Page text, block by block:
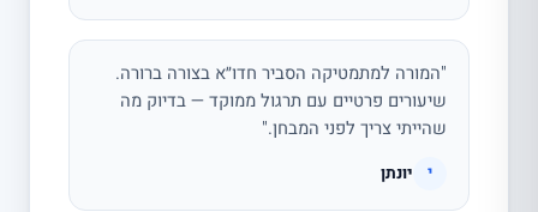
"המורה למתמטיקה הסביר חדו״א בצורה ברורה.
שיעורים פרטיים עם תרגול ממוקד — בדיוק מה
שהייתי צריך לפני המבחן."
י יונתן